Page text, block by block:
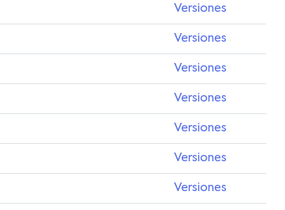
Versiones
Versiones
Versiones
Versiones
Versiones
Versiones
Versiones